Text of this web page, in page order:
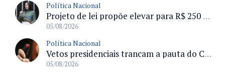
Política Nacional
Projeto de lei propõe elevar para R$ 250 mil limite de isenção do IPI para pessoas com deficiência e autismo
05/08/2026
Política Nacional
Vetos presidenciais trancam a pauta do Congresso com 87 itens pendentes e incluem trechos do Orçamento de 2026
05/08/2026